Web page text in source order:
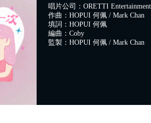
唱片公司：ORETTI
作曲：HOPUI 何佩 / Mark Chan
填詞：HOPUI 何佩
編曲：Coby
監製：HOPUI 何佩 / Mark Chan